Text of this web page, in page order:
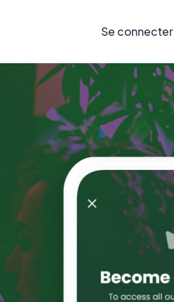
Se connecter